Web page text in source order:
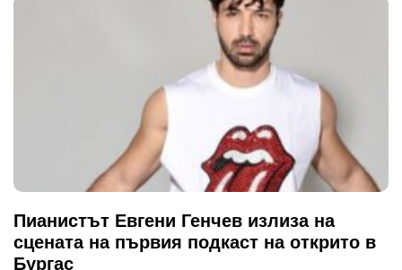
Пианистът Евгени Генчев излиза на
сцената на първия подкаст на открито в
Бургас